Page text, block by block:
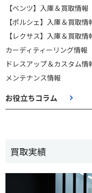
【ベンツ】入庫＆買取情報
【ポルシェ】入庫＆買取情
【レクサス】入庫＆買取情
カーディティーリング情報
ドレスアップ＆カスタム情
メンテナンス情報
お役立ちコラム
買取実績